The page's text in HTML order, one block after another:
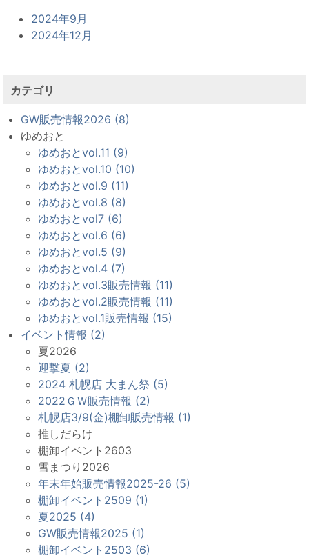
2024年9月
2024年12月
カテゴリ
GW販売情報2026 (8)
ゆめおと
ゆめおとvol.11 (9)
ゆめおとvol.10 (10)
ゆめおとvol.9 (11)
ゆめおとvol.8 (8)
ゆめおとvol7 (6)
ゆめおとvol.6 (6)
ゆめおとvol.5 (9)
ゆめおとvol.4 (7)
ゆめおとvol.3販売情報 (11)
ゆめおとvol.2販売情報 (11)
ゆめおとvol.1販売情報 (15)
イベント情報 (2)
夏2026
迎撃夏 (2)
2024 札幌店 大まん祭 (5)
2022ＧＷ販売情報 (2)
札幌店3/9(金)棚卸販売情報 (1)
推しだらけ
棚卸イベント2603
雪まつり2026
年末年始販売情報2025-26 (5)
棚卸イベント2509 (1)
夏2025 (4)
GW販売情報2025 (1)
棚卸イベント2503 (6)